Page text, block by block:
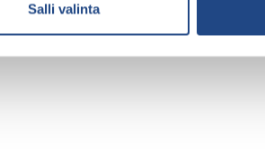
Salli valinta